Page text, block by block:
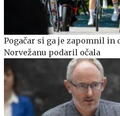
Pogačar si ga je zapomnil in
Norvežanu podaril očala